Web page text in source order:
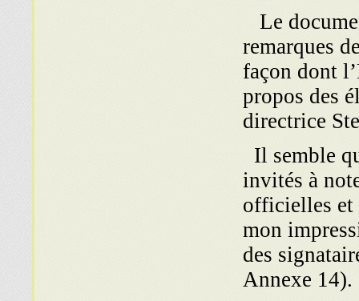
Le
remarques
façon dont
propos des
directrice
Il semble
invités à
officielles et
mon
des
Annexe 14).